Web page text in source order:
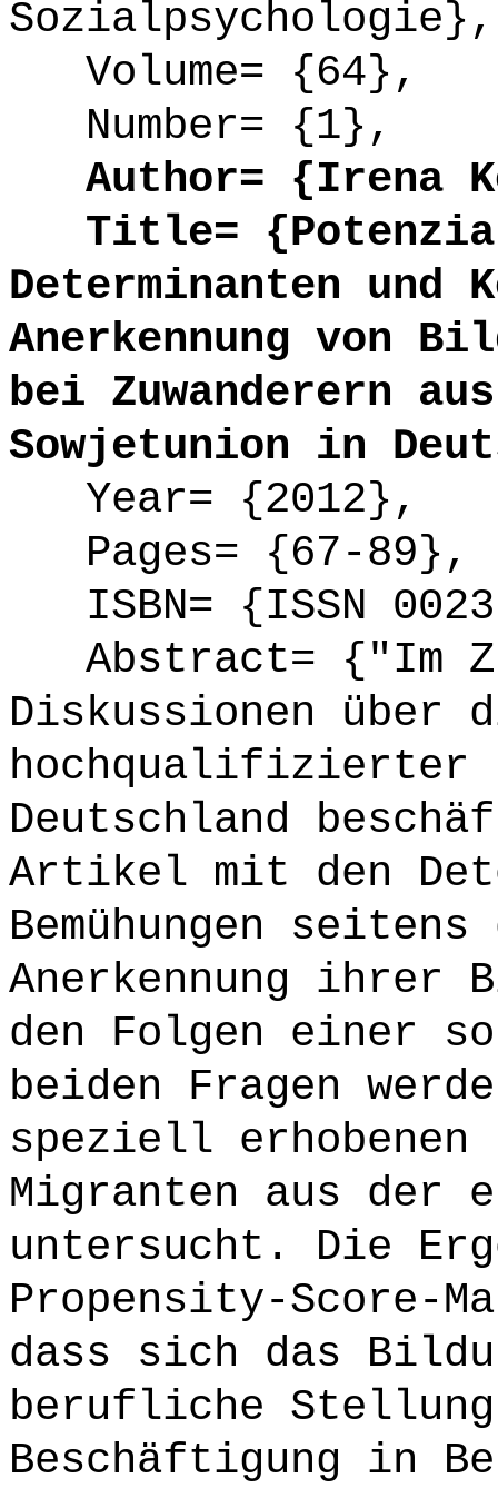
Sozialpsychologie},
Volume= {64},
Number= {1},
Author= {Irena
Title=
Determinanten und
Anerkennung von
bei Zuwanderern
Sowjetunion in
Year= {2012},
Pages= {67-89},
ISBN= {ISSN
Abstract= {"Im
Diskussionen über
hochqualifizierter
Deutschland
Artikel mit den
Bemühungen
Anerkennung ihrer
den Folgen einer
beiden Fragen
speziell erhobenen
Migranten aus der
untersucht. Die
Propensity-Score-
dass sich das
berufliche
Beschäftigung in